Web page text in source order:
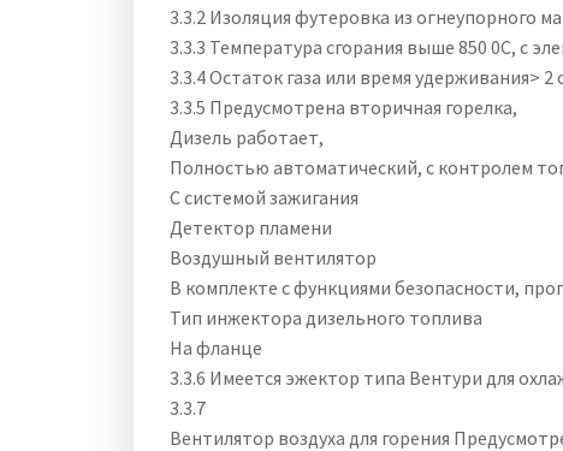
3.3.2 Изоляция футеровка из огнеупорного
3.3.3 Температура сгорания выше 850 0C, с
3.3.4 Остаток газа или время удерживания>
3.3.5 Предусмотрена вторичная горелка,
Дизель работает,
Полностью автоматический, с контролем
С системой зажигания
Детектор пламени
Воздушный вентилятор
В комплекте с функциями безопасности,
Тип инжектора дизельного топлива
На фланце
3.3.6 Имеется эжектор типа Вентури для
3.3.7
Вентилятор воздуха для горения